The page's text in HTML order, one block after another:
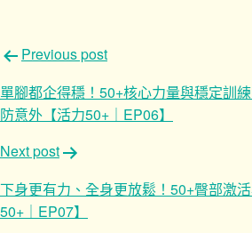
文
章
導
Previous post
單腳都企得穩！50+核心力量與穩定訓
防意外【活力50+｜EP06】
Next post
下身更有力、全身更放鬆！50+臀部激
50+｜EP07】